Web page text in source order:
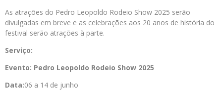
As atrações do Pedro Leopoldo Rodeio Show 2025 serão
divulgadas em breve e as celebrações aos 20 anos de história do
festival serão atrações à parte.
Serviço:
Evento: Pedro Leopoldo Rodeio Show 2025
Data:06 a 14 de junho